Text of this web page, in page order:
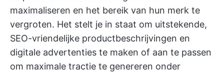
maximaliseren en het bereik van hun merk te
vergroten. Het stelt je in staat om uitstekende,
SEO-vriendelijke productbeschrijvingen en
digitale advertenties te maken of aan te passen
om maximale tractie te genereren onder